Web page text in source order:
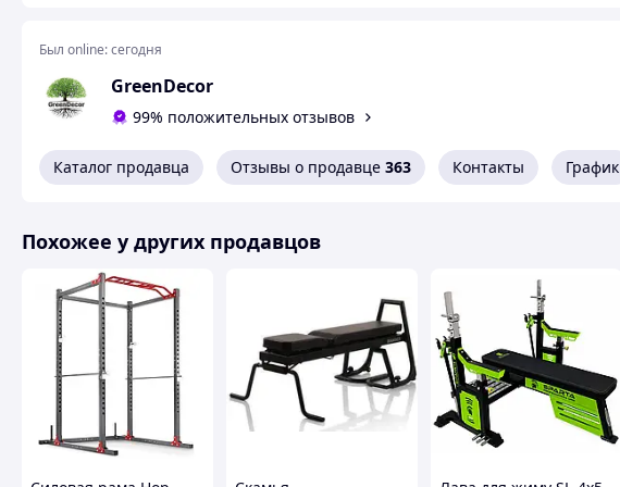
Был online:сегодня
GreenDecor
99% положительных отзывов
Каталог продавца Отзывы о продавце 363 Контакты График
Похожее у других продавцов